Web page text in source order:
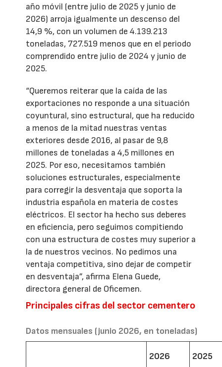
año móvil (entre julio de 2025 y junio de
2026) arroja igualmente un descenso del
14,9 %, con un volumen de 4.139.213
toneladas, 727.519 menos que en el periodo
comprendido entre julio de 2024 y junio de
2025.
“Queremos reiterar que la caída de las
exportaciones no responde a una situación
coyuntural, sino estructural, que ha reducido
a menos de la mitad nuestras ventas
exteriores desde 2016, al pasar de 9,8
millones de toneladas a 4,5 millones en
2025. Por eso, necesitamos también
soluciones estructurales, especialmente
para corregir la desventaja que soporta la
industria española en materia de costes
eléctricos. El sector ha hecho sus deberes
en eficiencia, pero seguimos compitiendo
con una estructura de costes muy superior a
la de nuestros vecinos. No pedimos una
ventaja competitiva, sino dejar de competir
en desventaja”, afirma Elena Guede,
directora general de Oficemen.
Principales cifras del sector cementero
Datos mensuales (junio 2026, en toneladas)
2026 2025